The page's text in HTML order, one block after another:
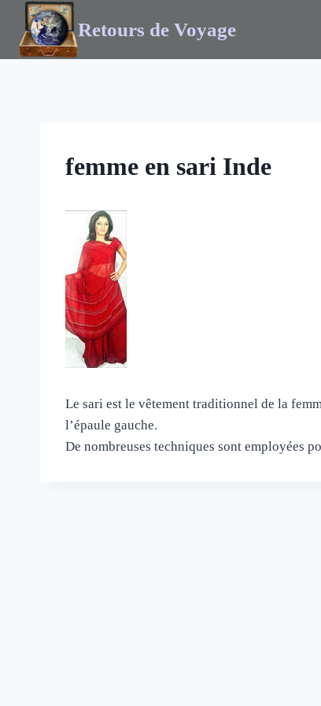
Retours de Voyage
femme en sari Inde
Le sari est le vêtement traditionnel de la
l’épaule gauche.
De nombreuses techniques sont employées